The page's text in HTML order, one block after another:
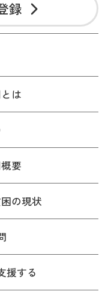
録
は
要
の現状
援する